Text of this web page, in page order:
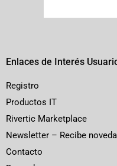
Enlaces de Interés
Registro
Productos IT
Rivertic Marketplace
Newsletter – Recibe
Contacto